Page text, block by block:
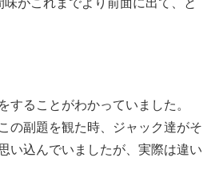
することがわかっていました。
の副題を観た時、ジャック達がそ
い込んでいましたが、実際は違い